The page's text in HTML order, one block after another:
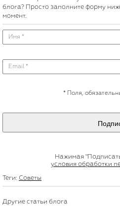
блога? Просто заполните форму
момент.
* Поля,
Нажимая
условия обработки
Теги: Советы
Другие статьи блога